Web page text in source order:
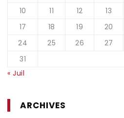
10
11 12 13
17
18 19 20
24
25 26 27
31
« Juil
ARCHIVES